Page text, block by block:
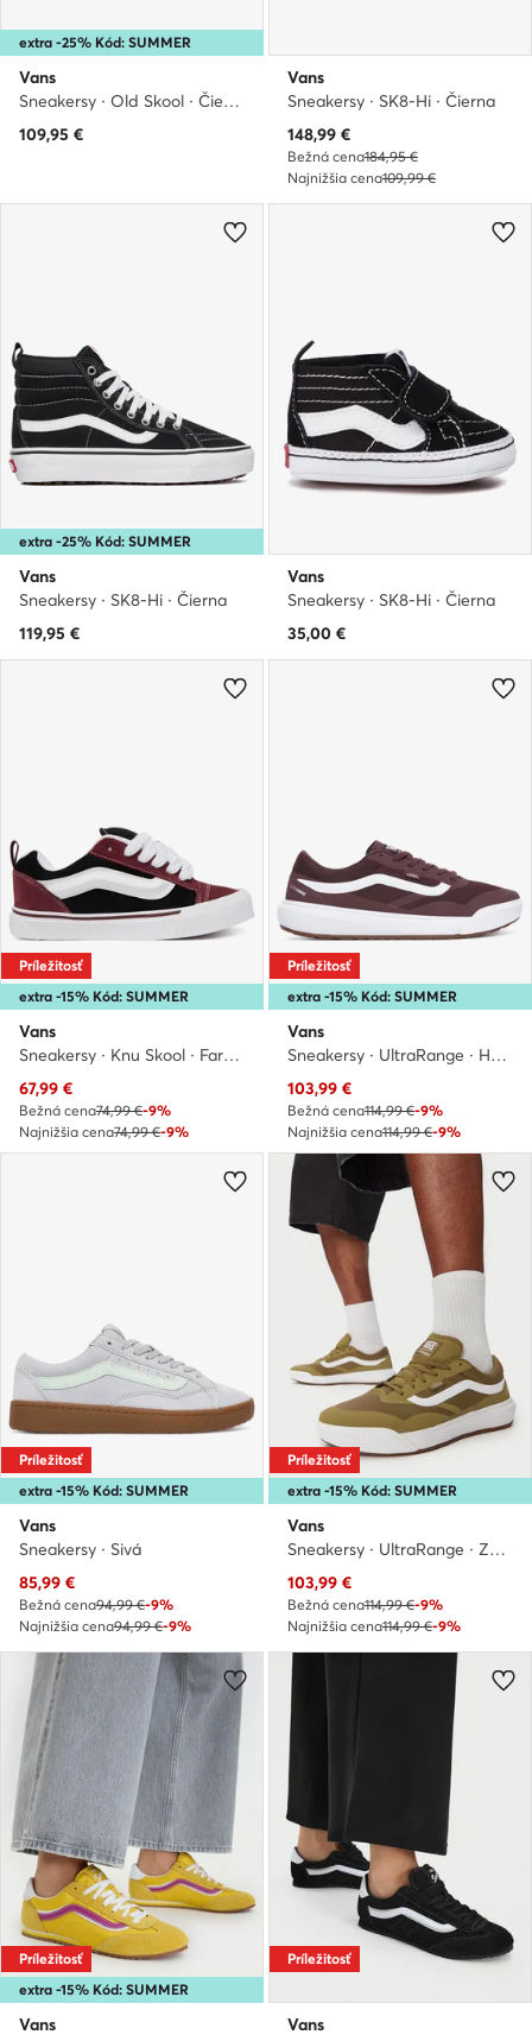
extra -25% Kód: SUMMER
Vans
Sneakersy · Old Skool · Čierna
109,95 €
Vans
Sneakersy · SK8-Hi · Čierna
Aktuálna cena
148,99 €
Bežná cena184,95 €
Najnižšia cena109,99 €
extra -25% Kód: SUMMER
Vans
Sneakersy · SK8-Hi · Čierna
119,95 €
Vans
Sneakersy · SK8-Hi · Čierna
35,00 €
extra -15% Kód: SUMMER
Príležitosť
Vans
Sneakersy · Knu Skool · Farebná
Aktuálna cena
67,99 €
Bežná cena74,99 €-9%
Najnižšia cena74,99 €-9%
extra -15% Kód: SUMMER
Príležitosť
Vans
Sneakersy · UltraRange · Hnedá
Aktuálna cena
103,99 €
Bežná cena114,99 €-9%
Najnižšia cena114,99 €-9%
extra -15% Kód: SUMMER
Príležitosť
Vans
Sneakersy · Sivá
Aktuálna cena
85,99 €
Bežná cena94,99 €-9%
Najnižšia cena94,99 €-9%
extra -15% Kód: SUMMER
Príležitosť
Vans
Sneakersy · UltraRange · Zelená
Aktuálna cena
103,99 €
Bežná cena114,99 €-9%
Najnižšia cena114,99 €-9%
extra -15% Kód: SUMMER
Príležitosť
Vans
Príležitosť
Vans